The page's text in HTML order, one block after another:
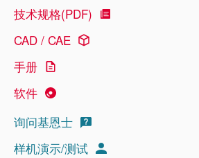
技术规格(PDF)
CAD / CAE
手册
软件
询问基恩士
样机演示/测试